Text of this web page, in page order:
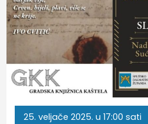
25. veljače 2025. u 17:00 sati